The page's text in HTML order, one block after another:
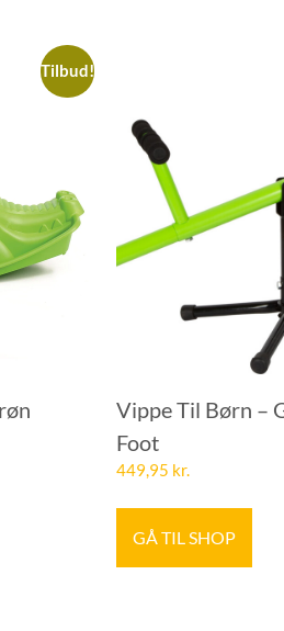
Tilbud!
Vippe Til Børn –
Foot
449,95 kr.
GÅ TIL SHOP